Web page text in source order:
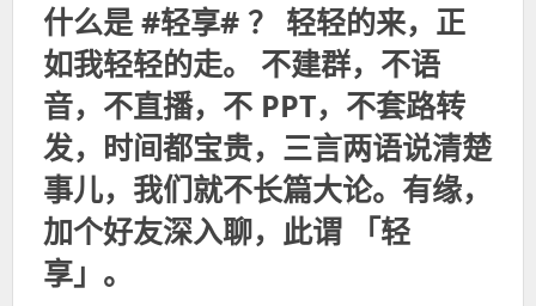
什么是 #轻享# ？ 轻轻的来，正
如我轻轻的走。 不建群，不语
音，不直播，不 PPT，不套路转
发，时间都宝贵，三言两语说清楚
事儿，我们就不长篇大论。有缘，
加个好友深入聊，此谓 「轻
享」。